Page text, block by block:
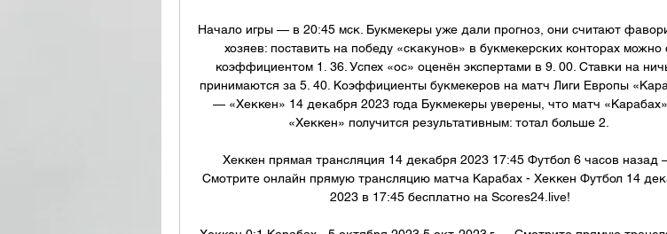
Начало игры — в 20:45 мск. Букмекеры уже дали прогноз, они считают
хозяев: поставить на победу «скакунов» в букмекерских конторах можно
коэффициентом 1. 36. Успех «ос» оценён экспертами в 9. 00. Ставки на
принимаются за 5. 40. Коэффициенты букмекеров на матч Лиги Европы
— «Хеккен» 14 декабря 2023 года Букмекеры уверены, что матч
«Хеккен» получится результативным: тотал больше 2.
Хеккен прямая трансляция 14 декабря 2023 17:45 Футбол 6 часов назад
Смотрите онлайн прямую трансляцию матча Карабах - Хеккен Футбол 14
2023 в 17:45 бесплатно на Scores24.live!